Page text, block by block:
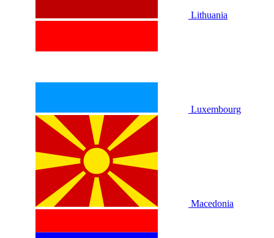
Lithuania
Luxembourg
Macedonia